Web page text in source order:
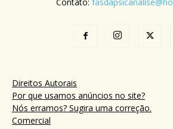
Direitos Autorais
Por que usamos anúncios no site?
Nós erramos? Sugira uma correção.
Comercial